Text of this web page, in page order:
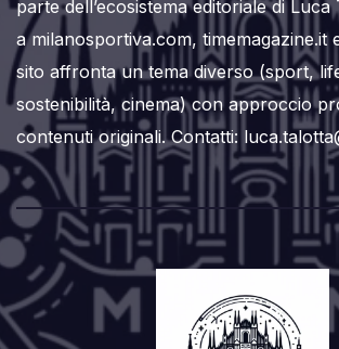
parte dell’ecosistema editoriale di Luca
a milanosportiva.com, timemagazine.it
sito affronta un tema diverso (sport,
sostenibilità, cinema) con approccio
contenuti originali. Contatti: